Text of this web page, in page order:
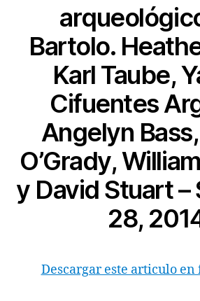
Bartolo.
Karl Taube,
Cifuentes
Angelyn
O’Grady,
y David Stuart –
28,
Descargar este articulo en